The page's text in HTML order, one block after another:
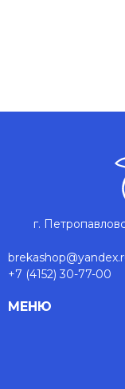
г.
+7 (4152) 30-77-00
МЕНЮ